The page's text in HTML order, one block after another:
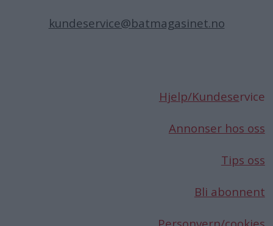
kundeservice@batmagasinet.no
Hjelp/Kundeservice
Annonser hos oss
Tips oss
Bli abonnent